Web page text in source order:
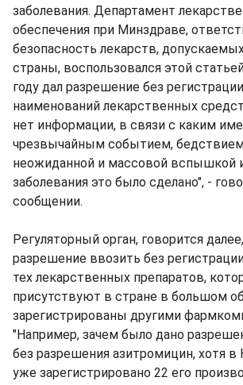
заболевания. Департамент
обеспечения при Минздраве,
безопасность лекарств,
страны, воспользовался этой
году дал разрешение без
наименований лекарственных
нет информации, в связи с каким
чрезвычайным событием,
неожиданной и массовой вспышкой
заболевания это было сделано", -
сообщении.
Регуляторный орган, говорится
разрешение ввозить без
тех лекарственных препаратов,
присутствуют в стране в большом
зарегистрированы другими
"Например, зачем было дано
без разрешения азитромицин, хотя
уже зарегистрировано 22 его